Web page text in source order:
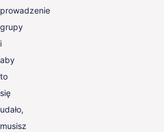
prowadzenie
grupy
i
aby
to
się
udało,
musisz